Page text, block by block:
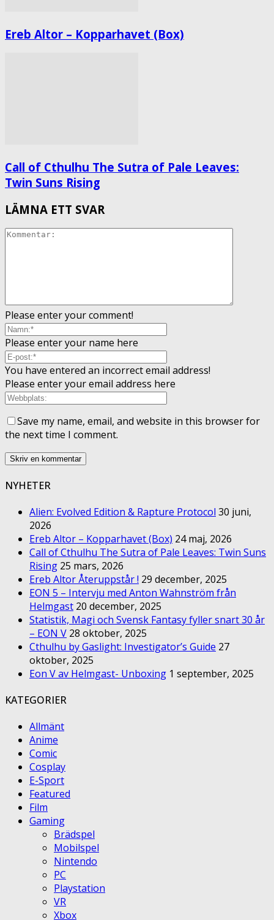
Ereb Altor – Kopparhavet (Box)
Call of Cthulhu The Sutra of Pale Leaves:
Twin Suns Rising
LÄMNA ETT SVAR
Please enter your comment!
Please enter your name here
You have entered an incorrect email address!
Please enter your email address here
Save my name, email, and website in this browser for
the next time I comment.
NYHETER
Alien: Evolved Edition & Rapture Protocol 30 juni,
2026
Ereb Altor – Kopparhavet (Box) 24 maj, 2026
Call of Cthulhu The Sutra of Pale Leaves: Twin Suns
Rising 25 mars, 2026
Ereb Altor Återuppstår ! 29 december, 2025
EON 5 – Intervju med Anton Wahnström från
Helmgast 20 december, 2025
Statistik, Magi och Svensk Fantasy fyller snart 30 år
– EON V 28 oktober, 2025
Cthulhu by Gaslight: Investigator’s Guide 27
oktober, 2025
Eon V av Helmgast- Unboxing 1 september, 2025
KATEGORIER
Allmänt
Anime
Comic
Cosplay
E-Sport
Featured
Film
Gaming
Brädspel
Mobilspel
Nintendo
PC
Playstation
VR
Xbox